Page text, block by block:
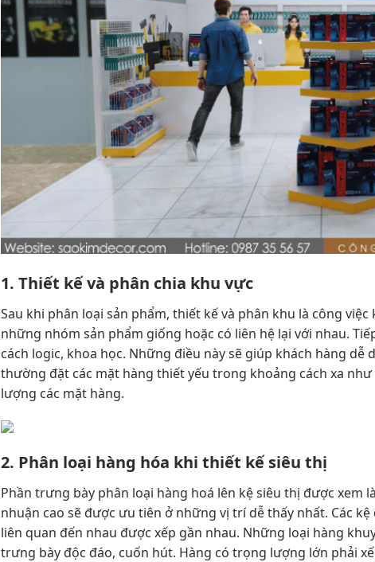
1. Thiết kế và phân chia khu vực
Sau khi phân loại sản phẩm, thiết kế và phân khu là công
những nhóm sản phẩm giống hoặc có liên hệ lại với nhau.
cách logic, khoa học. Những điều này sẽ giúp khách hàng
thường đặt các mặt hàng thiết yếu trong khoảng cách xa
lượng các mặt hàng.
2. Phân loại hàng hóa khi thiết kế siêu thị
Phần trưng bày phân loại hàng hoá lên kệ siêu thị được xem
nhuận cao sẽ được ưu tiên ở những vị trí dễ thấy nhất. Các
liên quan đến nhau được xếp gần nhau. Những loại hàng
trưng bày độc đáo, cuốn hút. Hàng có trọng lượng lớn phải